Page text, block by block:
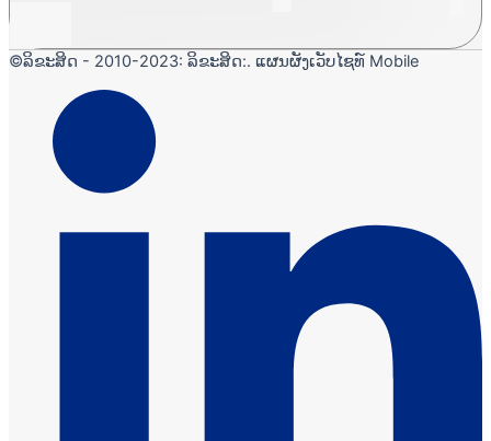
©ລິຂະສິດ - 2010-2023: ລິຂະສິດ:. ແຜນຜັງເວັບໄຊທ໌ Mobile